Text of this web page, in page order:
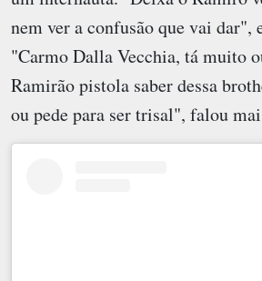
nem ver a confusão que vai dar",
"Carmo Dalla Vecchia, tá muito
Ramirão pistola saber dessa
ou pede para ser trisal", falou